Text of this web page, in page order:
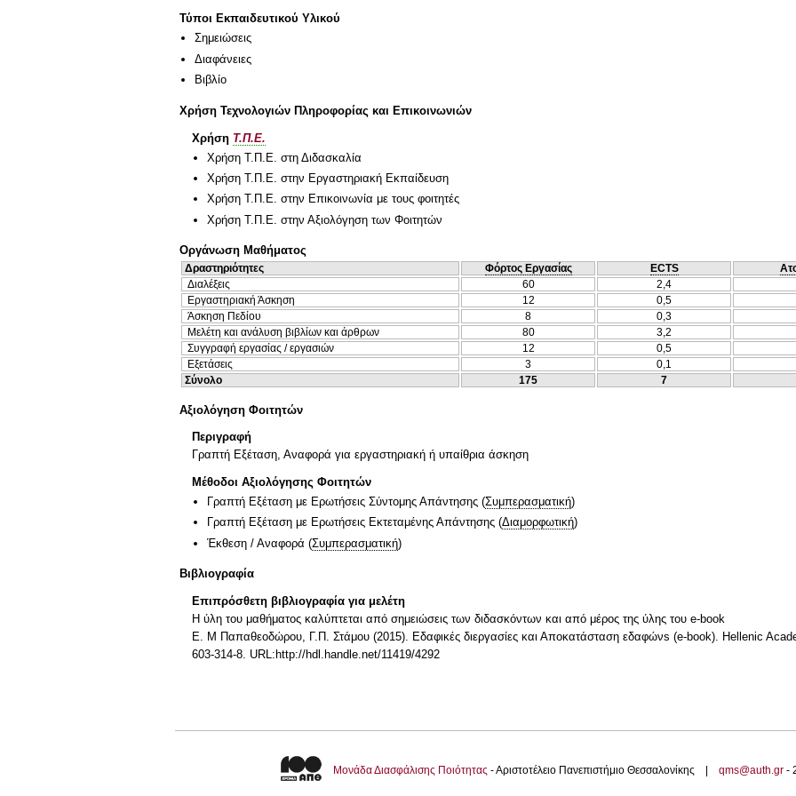
Τύποι Εκπαιδευτικού Υλικού
Σημειώσεις
Διαφάνειες
Βιβλίο
Χρήση Τεχνολογιών Πληροφορίας και Επικοινωνιών
Χρήση Τ.Π.Ε.
Χρήση Τ.Π.Ε. στη Διδασκαλία
Χρήση Τ.Π.Ε. στην Εργαστηριακή Εκπαίδευση
Χρήση Τ.Π.Ε. στην Επικοινωνία με τους φοιτητές
Χρήση Τ.Π.Ε. στην Αξιολόγηση των Φοιτητών
Οργάνωση Μαθήματος
Δραστηριότητες Φόρτος Εργασίας ECTS
Διαλέξεις
60 2,4
Εργαστηριακή Άσκηση
12 0,5
Άσκηση Πεδίου
8 0,3
Μελέτη και ανάλυση βιβλίων και άρθρων
80 3,2
Συγγραφή εργασίας / εργασιών
12 0,5
Εξετάσεις
3 0,1
Σύνολο
175 7
Αξιολόγηση Φοιτητών
Περιγραφή
Γραπτή Εξέταση, Αναφορά για εργαστηριακή ή υπαίθρια άσκηση
Μέθοδοι Αξιολόγησης Φοιτητών
Γραπτή Εξέταση με Ερωτήσεις Σύντομης Απάντησης (Συμπερασματική)
Γραπτή Εξέταση με Ερωτήσεις Εκτεταμένης Απάντησης (Διαμορφωτική)
Έκθεση / Αναφορά (Συμπερασματική)
Βιβλιογραφία
Επιπρόσθετη βιβλιογραφία για μελέτη
Η ύλη του μαθήματος καλύπτεται από σημειώσεις των διδασκόντων και από μέρος της ύλης του e-book
Ε. Μ Παπαθεοδώρου, Γ.Π. Στάμου (2015). Εδαφικές διεργασίες και Αποκατάσταση εδαφώνs (e-book). Hellenic
603-314-8. URL:http://hdl.handle.net/11419/4292
Μονάδα Διασφάλισης Ποιότητας - Αριστοτέλειο Πανεπιστήμιο Θεσσαλονίκης | qms@auth.gr -